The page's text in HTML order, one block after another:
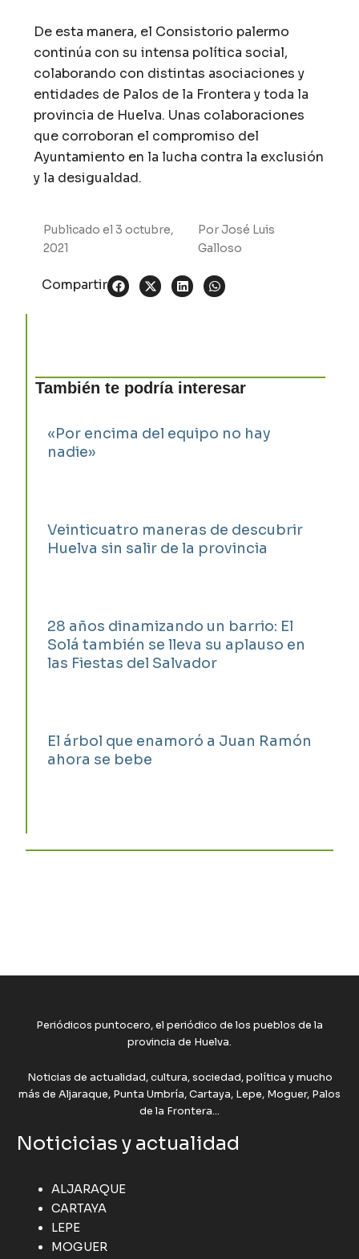
De esta manera, el Consistorio palermo
continúa con su intensa política social,
colaborando con distintas asociaciones y
entidades de Palos de la Frontera y toda la
provincia de Huelva. Unas colaboraciones
que corroboran el compromiso del
Ayuntamiento en la lucha contra la exclusión
y la desigualdad.
Publicado el 3 octubre,
2021
PorJosé Luis
Galloso
Compartir
También te podría interesar
«Por encima del equipo no hay
nadie»
Veinticuatro maneras de descubrir
Huelva sin salir de la provincia
28 años dinamizando un barrio: El
Solá también se lleva su aplauso en
las Fiestas del Salvador
El árbol que enamoró a Juan Ramón
ahora se bebe
Periódicos puntocero, el periódico de los pueblos de la
provincia de Huelva.
Noticias de actualidad, cultura, sociedad, política y mucho
más de Aljaraque, Punta Umbría, Cartaya, Lepe, Moguer, Palos
de la Frontera...
Noticicias y actualidad
ALJARAQUE
CARTAYA
LEPE
MOGUER